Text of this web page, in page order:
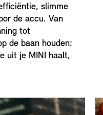
slimme
de accu. Van
tot
de baan houden:
uit je MINI haalt,